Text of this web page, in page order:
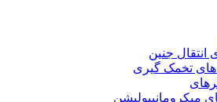
انتقال جنین
تخمک گیری
میکرومانیپولیشن